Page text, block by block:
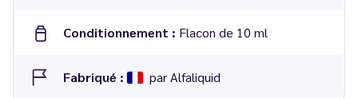
Conditionnement : Flacon de 10 ml
Fabriqué : par Alfaliquid